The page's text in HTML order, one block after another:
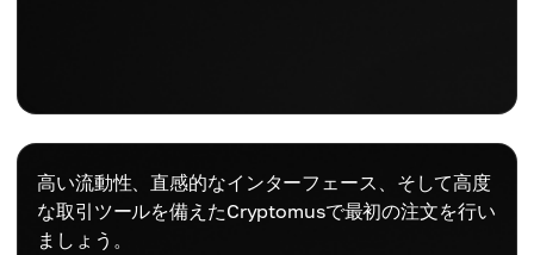
高い流動性、直感的なインターフェース、そして高度
な取引ツールを備えたCryptomusで最初の注文を行い
ましょう。